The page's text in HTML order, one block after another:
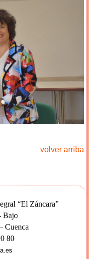
volver arriba
“El Záncara”
Bajo
Cuenca
80